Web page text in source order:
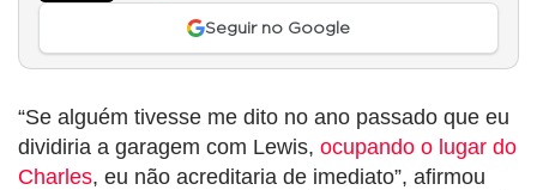
Seguir no Google
“Se alguém tivesse me dito no ano passado que eu
dividiria a garagem com Lewis, ocupando o lugar do
Charles, eu não acreditaria de imediato”, afirmou